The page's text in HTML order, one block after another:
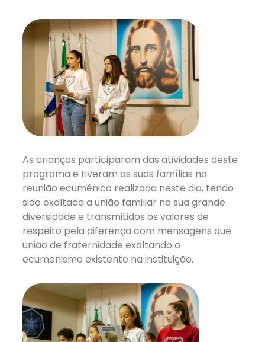
As crianças participaram das atividades deste
programa e tiveram as suas famílias na
reunião ecuménica realizada neste dia, tendo
sido exaltada a união familiar na sua grande
diversidade e transmitidos os valores de
respeito pela diferença com mensagens que
união de fraternidade exaltando o
ecumenismo existente na instituição.